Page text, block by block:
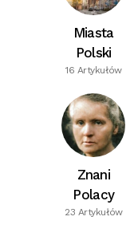
Miasta
Polski
16 Artykułów
Znani
Polacy
23 Artykułów